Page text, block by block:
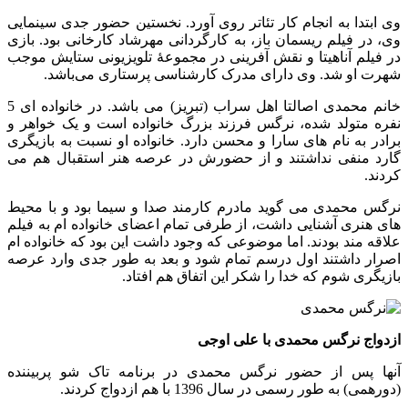
وی ابتدا به انجام کار تئاتر روی آورد. نخستین حضور جدی سینمایی
وی، در فیلم ریسمان باز، به کارگردانی مهرشاد کارخانی بود. بازی
در فیلم آناهیتا و نقش آفرینی در مجموعهٔ تلویزیونی ستایش موجب
شهرت او شد. وی دارای مدرک کارشناسی پرستاری می‌باشد.
خانم محمدی اصالتا اهل سراب (تبریز) می باشد. در خانواده ای 5
نفره متولد شده، نرگس فرزند بزرگ خانواده است و یک خواهر و
برادر به نام های سارا و محسن دارد. خانواده او نسبت به بازیگری
گارد منفی نداشتند و از حضورش در عرصه هنر استقبال هم می
کردند.
نرگس محمدی می گوید مادرم کارمند صدا و سیما بود و با محیط
های هنری آشنایی داشت، از طرفی تمام اعضای خانواده ام به فیلم
علاقه مند بودند. اما موضوعی که وجود داشت این بود که خانواده ام
اصرار داشتند اول درسم تمام شود و بعد به طور جدی وارد عرصه
بازیگری شوم که خدا را شکر این اتفاق هم افتاد.
ازدواج نرگس محمدی با علی اوجی
آنها پس از حضور نرگس محمدی در برنامه تاک شو پربیننده
(دورهمی) به طور رسمی در سال 1396 با هم ازدواج کردند.